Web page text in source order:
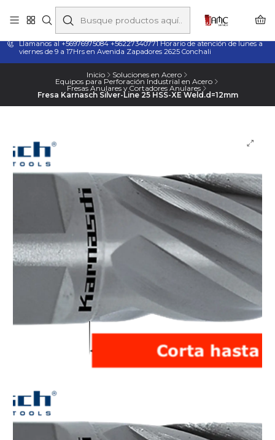
Taladros Magnéticos en Chile | Venta, Arriendo y Servicio
Técnico
Llamanos al +56976975084 +56227340771 Horario de atención de lunes a
viernes de 9 a 17Hrs en Avenida Zapadores 2625 Conchali
Inicio Soluciones en Acero
Equipos para Perforación Industrial en Acero
Fresas Anulares y Cortadores Anulares
Fresa Karnasch Silver-Line 25 HSS-XE Weld.d=12mm